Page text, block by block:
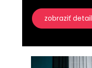
zobraziť detail